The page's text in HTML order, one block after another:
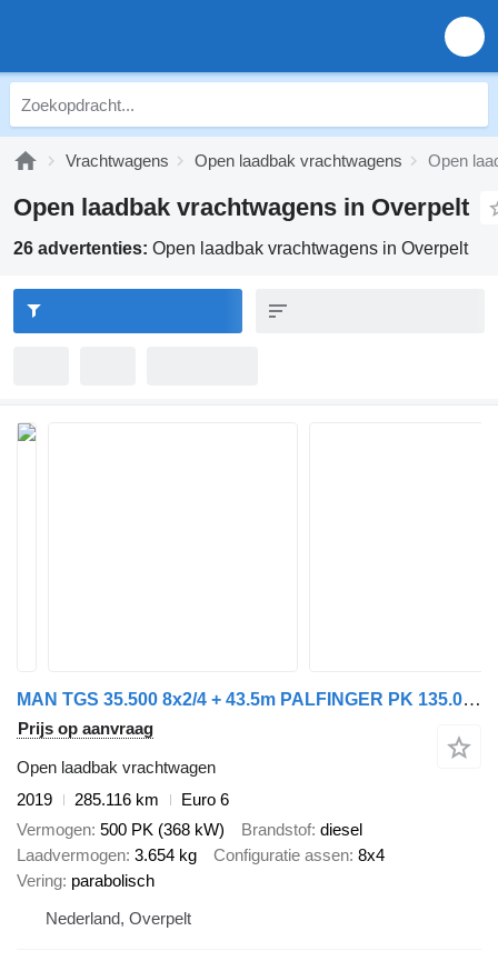
Vrachtwagens Open laadbak vrachtwagens Open
Open laadbak vrachtwagens in Overpelt
26 advertenties: Open laadbak vrachtwagens in Overpelt
MAN TGS 35.500 8x2/4 + 43.5m PALFINGER PK 135.002 TEC7 + FLY-JIB PJ
Prijs op aanvraag
Open laadbak vrachtwagen
2019
285.116 km
Euro 6
Vermogen 500 PK (368 kW) Brandstof diesel
Laadvermogen 3.654 kg Configuratie assen 8x4
Vering parabolisch
Nederland, Overpelt